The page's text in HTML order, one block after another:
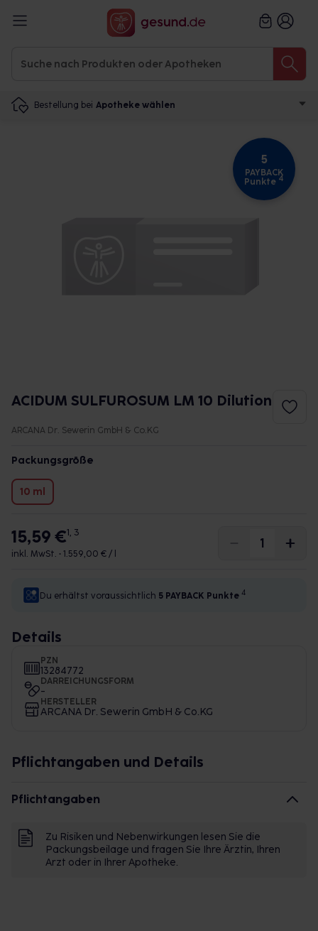
Bestellung bei Apotheke wählen
5
PAYBACK
Punkte 4
ACIDUM SULFUROSUM LM 10 Dilution
ARCANA Dr. Sewerin GmbH & Co.KG
Packungsgröße
10 ml
15,59 €1, 3
inkl. MwSt. • 1.559,00 € / l
Du erhältst voraussichtlich 5 PAYBACK Punkte 4
Details
PZN
13284772
DARREICHUNGSFORM
-
HERSTELLER
ARCANA Dr. Sewerin GmbH & Co.KG
Pflichtangaben und Details
Pflichtangaben
Zu Risiken und Nebenwirkungen lesen Sie die
Packungsbeilage und fragen Sie Ihre Ärztin, Ihren
Arzt oder in Ihrer Apotheke.